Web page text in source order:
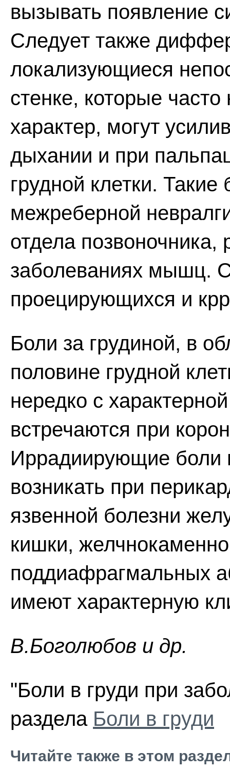
вызывать появление
Следует также
локализующиеся
стенке, которые
характер, могут
дыхании и при
грудной клетки.
межреберной
отдела позвоночника,
заболеваниях мышц.
проецирующихся и
Боли за грудиной, в
половине грудной
нередко с
встречаются при
Иррадиирующие боли
возникать при
язвенной болезни
кишки,
поддиафрагмальных
имеют характерную
В.Боголюбов и др.
"Боли в груди при
раздела Боли в груди
Читайте также в этом